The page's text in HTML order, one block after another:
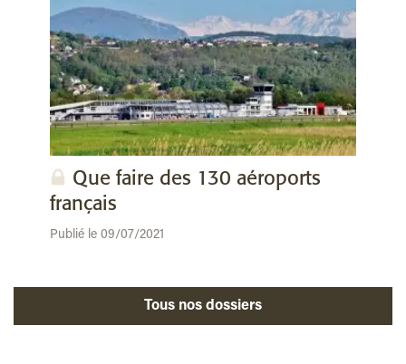
Que faire des 130 aéroports
français
Publié le 09/07/2021
Tous nos dossiers